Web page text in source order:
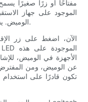
مفتاحًا أو زرًا صغيرًا
الوميض. يشير هذا إلى أن جهاز الاستقبال جاهز للإقران.
الآن، اضغط على زر
الأجهزة في الوميض،
تكون قادرًا على استخدام